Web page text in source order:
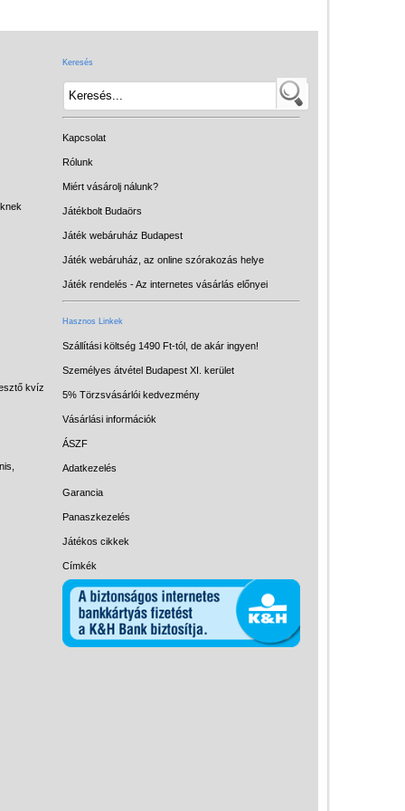
kvíz
Keresés
Kapcsolat
Rólunk
Miért vásárolj nálunk?
Játékbolt Budaörs
Játék webáruház Budapest
Játék webáruház, az online szórakozás helye
Játék rendelés - Az internetes vásárlás előnyei
Hasznos Linkek
Szállítási költség 1490 Ft-tól, de akár ingyen!
Személyes átvétel Budapest XI. kerület
5% Törzsvásárlói kedvezmény
Vásárlási információk
ÁSZF
Adatkezelés
Garancia
Panaszkezelés
Játékos cikkek
Címkék
Intelligens gyurma
Licenszes TOP
gyerekajándékok
LOGICO
LÜK
Papírszínház
Pixelhobby